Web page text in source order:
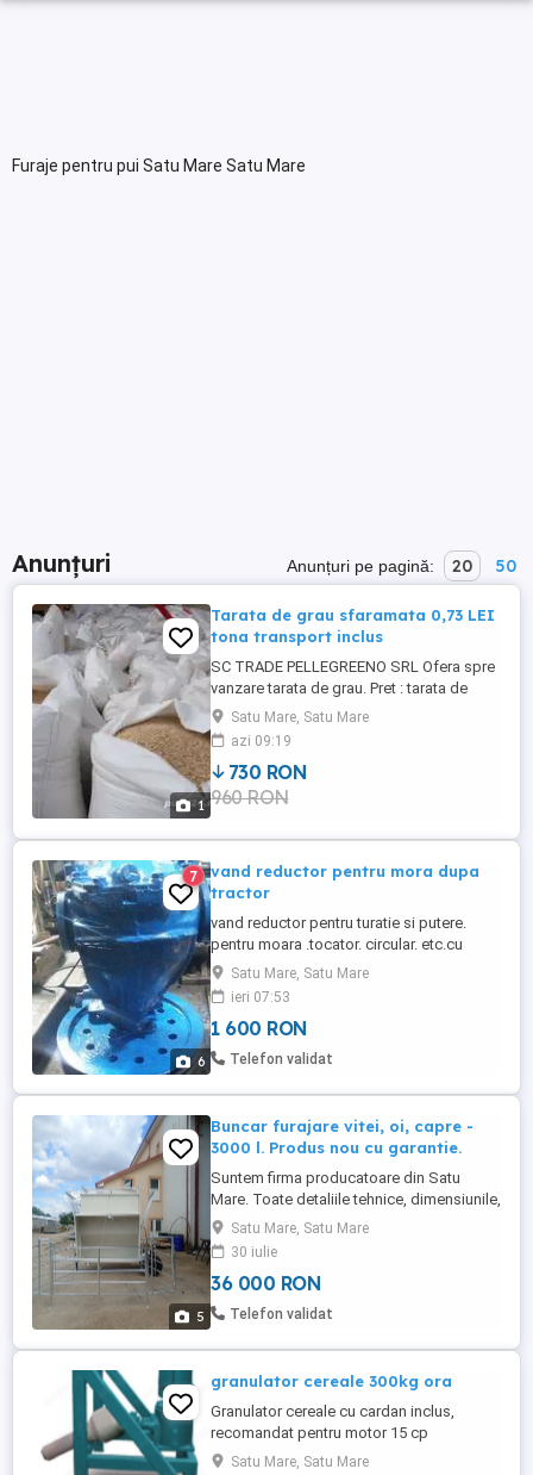
Furaje pentru pui Satu Mare Satu Mare
Anunțuri Anunțuri pe pagină: 20 50
1
Tarata de grau sfaramata 0,73 LEI
tona transport inclus
SC TRADE PELLEGREENO SRL Ofera spre
vanzare tarata de grau. Pret : tarata de
grau sfaramata la 730 lei + tva si transport
inclus Mod de ambalare: saci de 20 25 kg
si sac de 1000 kg Comanda minima de 22-
23 tone Oferim suport de revanzare si
promovare pentru depozite. Tel.:
Satu Mare, Satu Mare
azi 09:19
730 RON
960 RON
6
7
vand reductor pentru mora dupa
tractor
vand reductor pentru turatie si putere.
pentru moara .tocator. circular. etc.cu
turatie 1 3
Satu Mare, Satu Mare
ieri 07:53
1 600 RON
Telefon validat
5
Buncar furajare vitei, oi, capre -
3000 l. Produs nou cu garantie.
Suntem firma producatoare din Satu
Mare. Toate detaliile tehnice, dimensiunile,
avantajele, pretul si conditiile de livrare, le
gasiti explicate clar in ultimele doua poze
din galerie. Pentru detalii si filmari pe
Whatsapp, apelati .
Satu Mare, Satu Mare
30 iulie
36 000 RON
Telefon validat
granulator cereale 300kg ora
Granulator cereale cu cardan inclus,
recomandat pentru motor 15 cp
Satu Mare, Satu Mare